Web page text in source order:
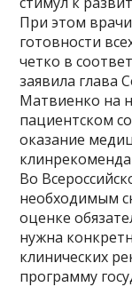
При этом
готовности
четко в
заявила глава
Матвиенко на
пациентском
оказание
Во
необходимым
оценке
нужна
клинических
программу